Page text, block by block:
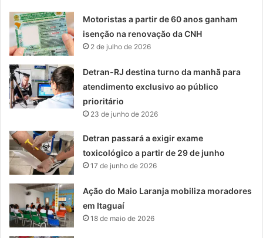
Motoristas a partir de 60 anos ganham
isenção na renovação da CNH
2 de julho de 2026
Detran-RJ destina turno da manhã para
atendimento exclusivo ao público
prioritário
23 de junho de 2026
Detran passará a exigir exame
toxicológico a partir de 29 de junho
17 de junho de 2026
Ação do Maio Laranja mobiliza moradores
em Itaguaí
18 de maio de 2026